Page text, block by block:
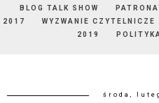
BLOG TALK SHOW
2017
WYZWANIE CZYTELNICZE
2019
środa,